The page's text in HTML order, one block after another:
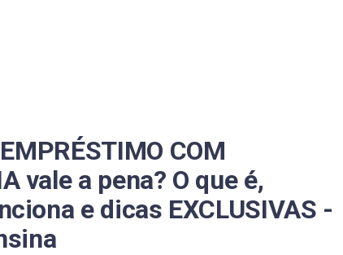
COM
vale a pena? O que é,
e dicas EXCLUSIVAS -